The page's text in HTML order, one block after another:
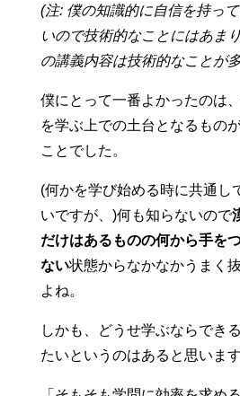
(注: 僕の知識的に自信を持っ
いので技術的なことにはあま
の講義内容は技術的なことが
僕にとって一番よかったのは
を学ぶ上での土台となるもの
ことでした。
(何かを学び始める時に共通し
いですが、)何も知らないので
だけはあるものの何から手を
ない状態からなかなかうまく
よね。
しかも、どうせ学ぶならでき
たいというのはあると思います